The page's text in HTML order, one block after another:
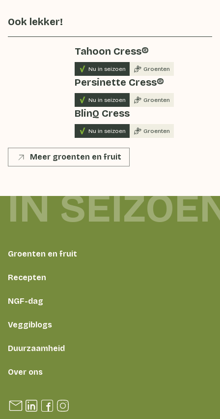
Ook lekker!
Tahoon Cress®
Nu in seizoen Groenten
Persinette Cress®
Nu in seizoen Groenten
BlinQ Cress
Nu in seizoen Groenten
Meer groenten en fruit
Groenten en fruit
Recepten
NGF-dag
Veggiblogs
Duurzaamheid
Over ons